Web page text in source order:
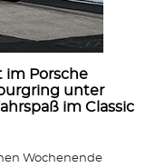
im Porsche
unter
im Classic
Wochenende